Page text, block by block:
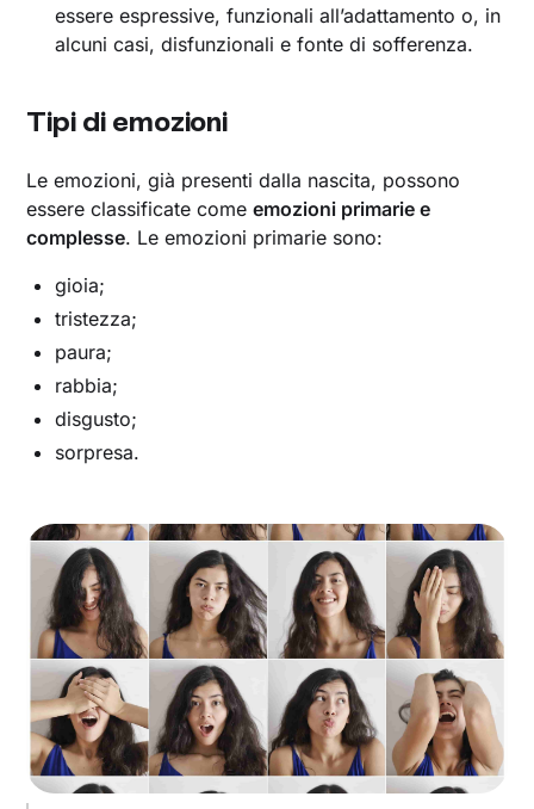
essere espressive, funzionali all’adattamento o, in
alcuni casi, disfunzionali e fonte di sofferenza.
Tipi di emozioni
Le emozioni, già presenti dalla nascita, possono
essere classificate comeemozioni primarie e
complesse. Le emozioni primarie sono:
gioia;
tristezza;
paura;
rabbia;
disgusto;
sorpresa.